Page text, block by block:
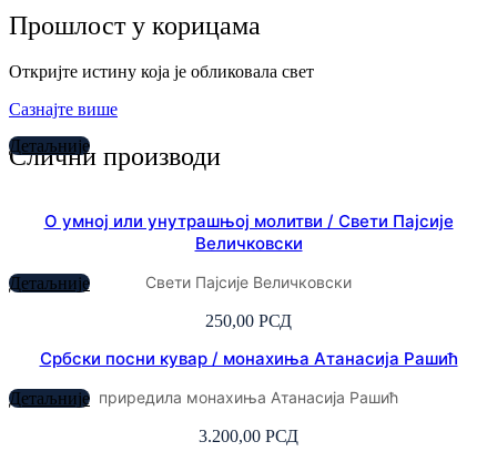
Прошлост у корицама
Откријте истину која је обликовала свет
Сазнајте више
Слични производи
Детаљније
О умној или унутрашњој молитви / Свети Пајсије
Величковски
Свети Пајсије Величковски
250,00 РСД
Детаљније
Србски посни кувар / монахиња Атанасија Рашић
приредила монахиња Атанасија Рашић
3.200,00 РСД
Детаљније